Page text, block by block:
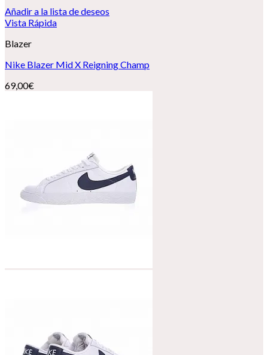
Añadir a la lista de deseos
Vista Rápida
Blazer
Nike Blazer Mid X Reigning Champ
69,00€